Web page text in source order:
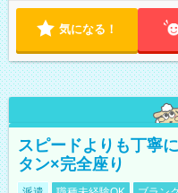
18:00 などのよ
気になる！
スピードよりも丁寧
タン×完全座り